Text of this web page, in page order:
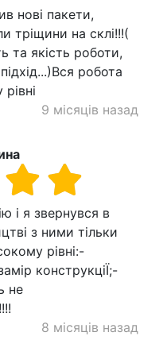
нові пакети,
тріщини на склі!!!(
та якість роботи,
робота
9 місяців назад
і я звернувся в
з ними тільки
рівні:-
конструкціЇ;-
не
8 місяців назад